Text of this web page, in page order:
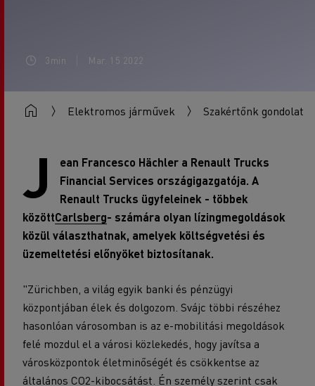
3min Mar. 15 2022
Elektromos járművek Szakértőnk gondolatai
J
ean Francesco Hächler a Renault Trucks
Financial Services országigazgatója. A
Renault Trucks ügyfeleinek - többek
közöttCarlsberg- számára olyan lízingmegoldások
közül választhatnak, amelyek költségvetési és
üzemeltetési előnyöket biztosítanak.
"Zürichben, a világ egyik banki és pénzügyi
központjában élek és dolgozom. Svájc többi részéhez
hasonlóan városomban is az e-mobilitási megoldások
felé mozdul el a városi közlekedés, hogy javítsa a
városközpontok életminőségét és csökkentse az
általános CO2-kibocsátást. Én személy szerint csak